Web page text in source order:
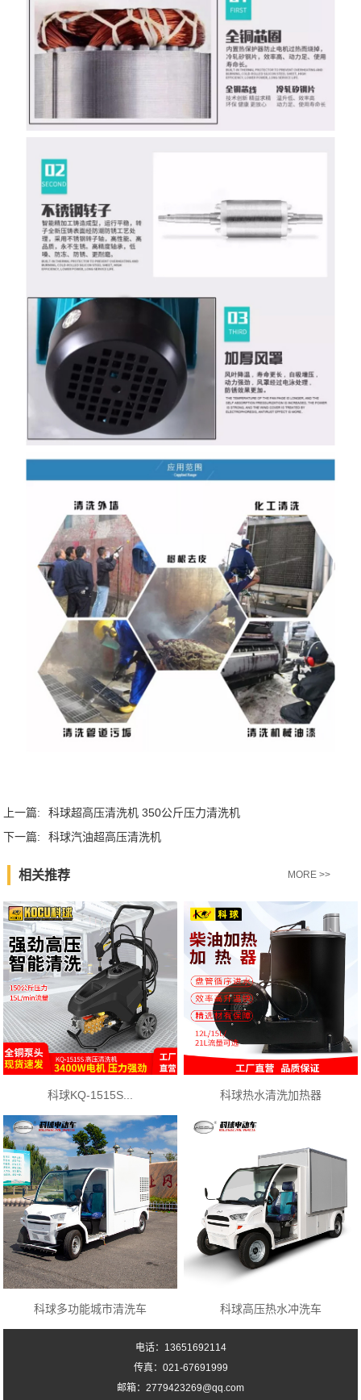
上一篇:
科球超高压清洗机 350公斤压力清洗机
下一篇:
科球汽油超高压清洗机
相关推荐 MORE >>
科球KQ-1515S... 科球热水清洗加热器
科球多功能城市清洗车 科球高压热水冲洗车
电话：13651692114
传真：021-67691999
邮箱：2779423269@qq.com